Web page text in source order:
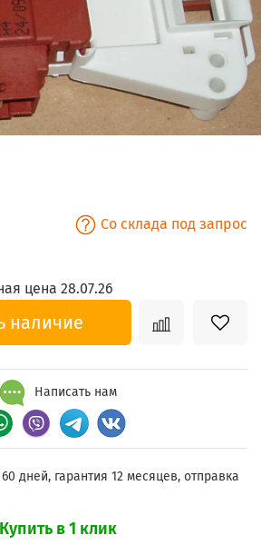
Со склада под запрос
цена 28.07.26
наличие
Написать нам
дней, гарантия 12 месяцев, отправка
Купить в 1 клик